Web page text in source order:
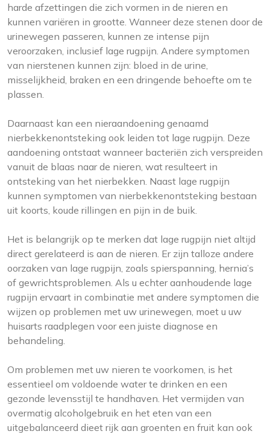
harde afzettingen die zich vormen in de nieren en
kunnen variëren in grootte. Wanneer deze stenen door de
urinewegen passeren, kunnen ze intense pijn
veroorzaken, inclusief lage rugpijn. Andere symptomen
van nierstenen kunnen zijn: bloed in de urine,
misselijkheid, braken en een dringende behoefte om te
plassen.
Daarnaast kan een nieraandoening genaamd
nierbekkenontsteking ook leiden tot lage rugpijn. Deze
aandoening ontstaat wanneer bacteriën zich verspreiden
vanuit de blaas naar de nieren, wat resulteert in
ontsteking van het nierbekken. Naast lage rugpijn
kunnen symptomen van nierbekkenontsteking bestaan
uit koorts, koude rillingen en pijn in de buik.
Het is belangrijk op te merken dat lage rugpijn niet altijd
direct gerelateerd is aan de nieren. Er zijn talloze andere
oorzaken van lage rugpijn, zoals spierspanning, hernia’s
of gewrichtsproblemen. Als u echter aanhoudende lage
rugpijn ervaart in combinatie met andere symptomen die
wijzen op problemen met uw urinewegen, moet u uw
huisarts raadplegen voor een juiste diagnose en
behandeling.
Om problemen met uw nieren te voorkomen, is het
essentieel om voldoende water te drinken en een
gezonde levensstijl te handhaven. Het vermijden van
overmatig alcoholgebruik en het eten van een
uitgebalanceerd dieet rijk aan groenten en fruit kan ook